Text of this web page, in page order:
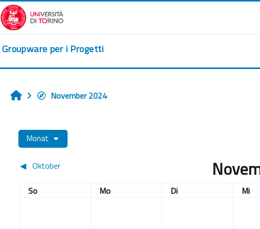
Zum Hauptinhalt
Groupware per i Progetti
Startseite
November 2024
Monat
◀︎ Oktober
Sonntag
So Montag
Mo Dienstag
Di Mi